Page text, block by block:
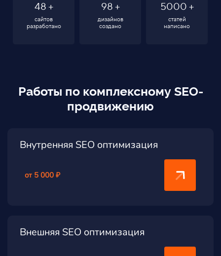
48 +
сайтов
разработано
98 +
дизайнов
создано
5000 +
статей
написано
Работы по комплексному SEO-
продвижению
Внутренняя SEO оптимизация
от 5 000 ₽
Внешняя SEO оптимизация